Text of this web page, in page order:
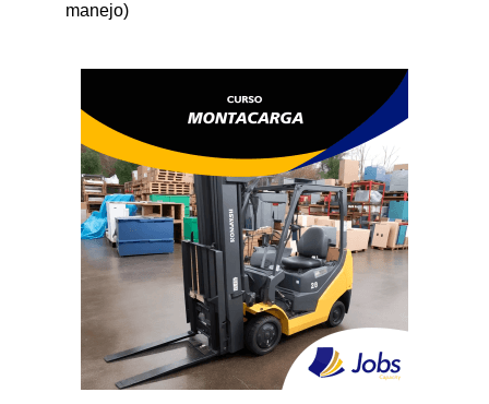
manejo)